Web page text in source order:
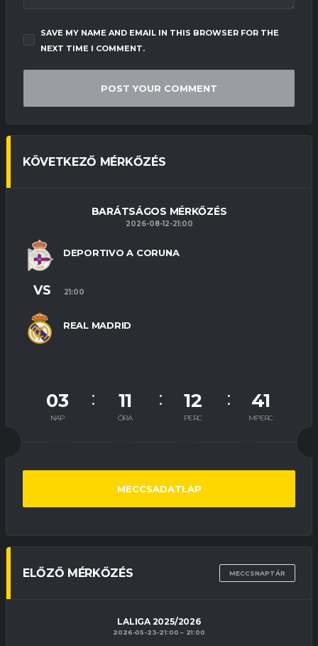
SAVE MY NAME AND EMAIL IN THIS BROWSER FOR THE
NEXT TIME I COMMENT.
KÖVETKEZŐ MÉRKŐZÉS
BARÁTSÁGOS MÉRKŐZÉS
2026-08-12-21:00
DEPORTIVO A CORUNA
REAL MADRID
VS 21:00
03
NAP
11
ÓRA
12
PERC
40
MPERC
MECCSADATLAP
ELŐZŐ MÉRKŐZÉS MECCSNAPTÁR
LALIGA 2025/2026
2026-05-23-21:00 21:00